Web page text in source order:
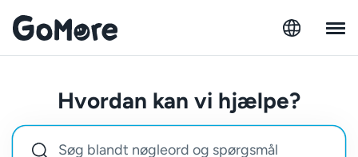
Hvordan kan vi hjælpe?